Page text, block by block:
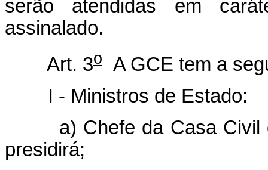
serão atendidas em
assinalado.
Art. 3o
A GCE tem a
I - Ministros de Estado:
a) Chefe da Casa Civil
presidirá;